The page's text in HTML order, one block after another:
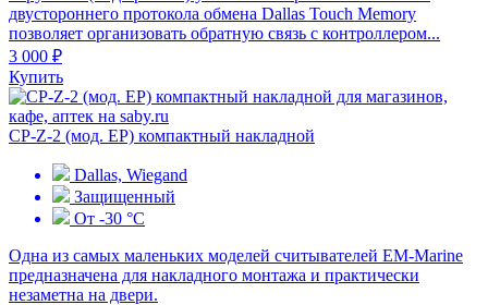
двустороннего протокола обмена Dallas Touch Memory
позволяет организовать обратную связь с контроллером...
3 000 ₽
Купить
CP-Z-2 (мод. EP) компактный накладной
Dallas, Wiegand
Защищенный
От -30 °С
Одна из самых маленьких моделей считывателей EM-Marine
предназначена для накладного монтажа и практически
незаметна на двери.